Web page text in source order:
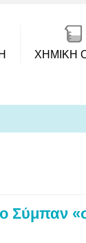
ΧΗΜΙΚΉ
Σύμπαν